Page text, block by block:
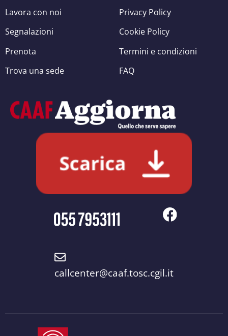
Lavora con noi
Segnalazioni
Prenota
Trova una sede
Privacy Policy
Cookie Policy
Termini e condizioni
FAQ
callcenter@caaf.tosc.cgil.it